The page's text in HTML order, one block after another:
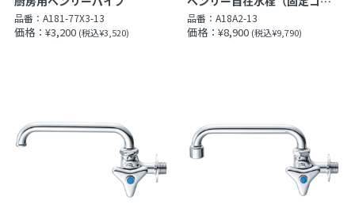
品番： A181-77X3-13
価格：¥3,200 (税込¥3,520)
品番：A18A2-13
価格：¥8,900 (税込¥9,790)